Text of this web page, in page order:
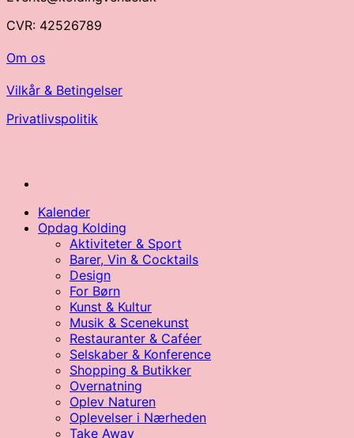
CVR: 42526789
Om os
Vilkår & Betingelser
Privatlivspolitik
Kalender
Opdag Kolding
Aktiviteter & Sport
Barer, Vin & Cocktails
Design
For Børn
Kunst & Kultur
Musik & Scenekunst
Restauranter & Caféer
Selskaber & Konference
Shopping & Butikker
Overnatning
Oplev Naturen
Oplevelser i Nærheden
Take Away